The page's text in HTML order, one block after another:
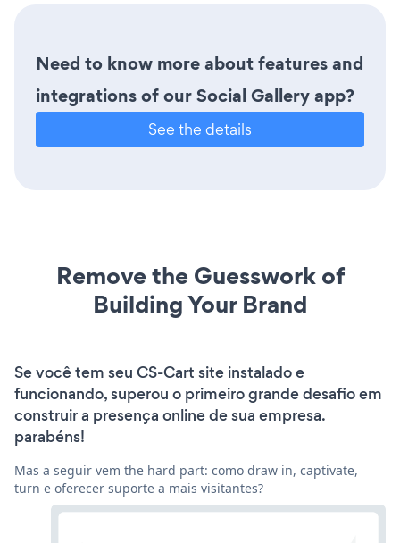
Need to know more about features and
integrations of our Social Gallery app?
See the details
Remove the Guesswork of
Building Your Brand
Se você tem seu CS-Cart site instalado e
funcionando, superou o primeiro grande desafio em
construir a presença online de sua empresa.
parabéns!
Mas a seguir vem the hard part: como draw in, captivate,
turn e oferecer suporte a mais visitantes?